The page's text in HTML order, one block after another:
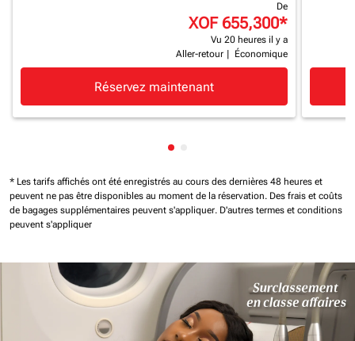
De
XOF 655,300*
Vu 20 heures il y a
Aller-retour
Économique
Réservez maintenant
Affichage de cmp-pagination-
* Les tarifs affichés ont été enregistrés au cours des dernières 48 heures et
peuvent ne pas être disponibles au moment de la réservation. Des frais et coûts
de bagages supplémentaires peuvent s'appliquer. D'autres termes et conditions
peuvent s'appliquer